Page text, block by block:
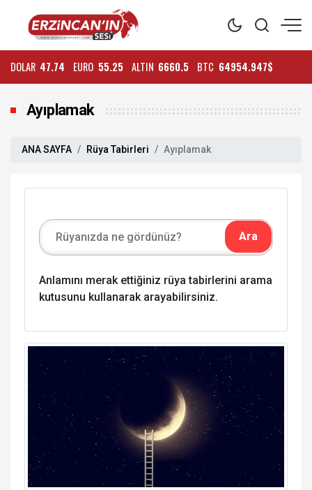
DOLAR 47.74 EURO 55.25 ALTIN 6660.5 BTC 64954.947$
Ayıplamak
ANA SAYFA Rüya Tabirleri Ayıplamak
Anlamını merak ettiğiniz rüya tabirlerini arama
kutusunu kullanarak arayabilirsiniz.